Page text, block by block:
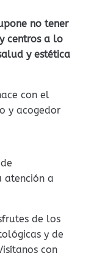
no tener
centros a lo
y estética
con el
y acogedor
atención a
de los
y de
con